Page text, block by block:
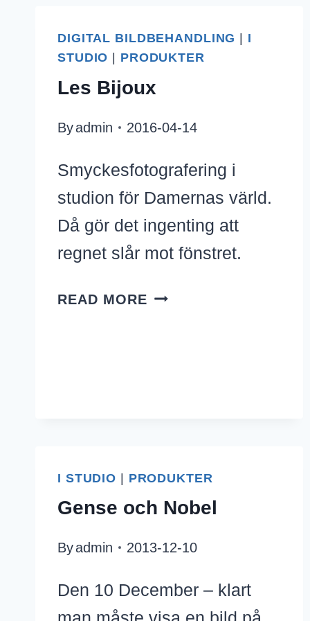
DIGITAL BILDBEHANDLING | I
STUDIO | PRODUKTER
Les Bijoux
Byadmin 2016-04-14
Smyckesfotografering i
studion för Damernas värld.
Då gör det ingenting att
regnet slår mot fönstret.
READ MORE LES
I STUDIO | PRODUKTER
Gense och Nobel
Byadmin 2013-12-10
Den 10 December – klart